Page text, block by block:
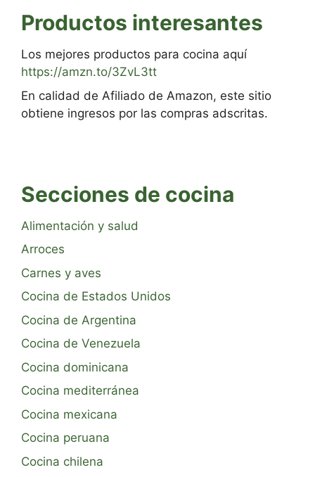
Productos interesantes
Los mejores productos para cocina aquí
https://amzn.to/3ZvL3tt
En calidad de Afiliado de Amazon, este sitio
obtiene ingresos por las compras adscritas.
Secciones de cocina
Alimentación y salud
Arroces
Carnes y aves
Cocina de Estados Unidos
Cocina de Argentina
Cocina de Venezuela
Cocina dominicana
Cocina mediterránea
Cocina mexicana
Cocina peruana
Cocina chilena